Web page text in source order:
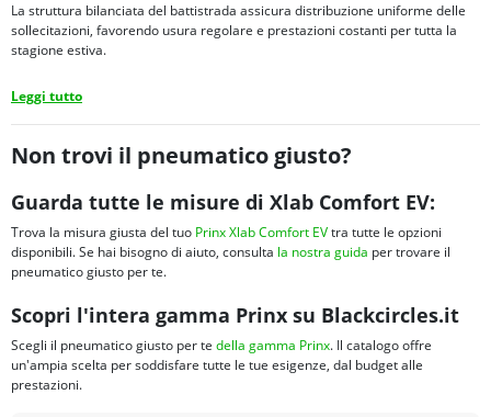
La struttura bilanciata del battistrada assicura distribuzione uniforme delle
sollecitazioni, favorendo usura regolare e prestazioni costanti per tutta la
stagione estiva.
Leggi tutto
Non trovi il pneumatico giusto?
Guarda tutte le misure di Xlab Comfort EV:
Trova la misura giusta del tuo Prinx Xlab Comfort EVtra tutte le opzioni
disponibili. Se hai bisogno di aiuto, consulta la nostra guida per trovare il
pneumatico giusto per te.
Scopri l'intera gamma Prinx su Blackcircles.it
Scegli il pneumatico giusto per te della gamma Prinx. Il catalogo offre
un'ampia scelta per soddisfare tutte le tue esigenze, dal budget alle
prestazioni.